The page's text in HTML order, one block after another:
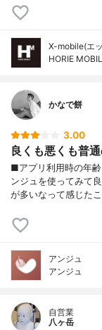
X-mobile(エ
HORIE
かなで餅
3.00
良くも悪くも普
■アプリ利用時の年
ンジュを使ってみて
が多いなって感じた
アンジュ
アンジュ
自営業
八ヶ岳